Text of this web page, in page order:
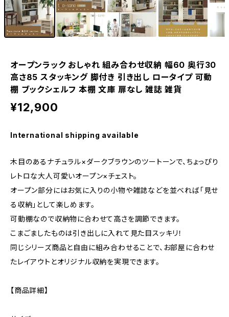
オープンラック おしゃれ 組み合わせ収納 幅60 奥行30
高さ85 スタッキング 脚付き 引き出し ロータイプ 可動
棚 ブックシェルフ 本棚 文庫 扉なし 雑誌 雑貨
¥12,900
International shipping available
木目のあるナチュラル×ダークブラウンのツートーンで、ちょっぴり
レトロな大人可愛いオープン×チェスト。
オープン部分にはお気に入りの小物や雑誌などを並べれば「見せ
る収納」として楽しめます。
可動棚なので収納物に合わせて高さを調節できます。
こまごましたものは引き出しに入れて見た目スッキリ！
同じシリーズ商品と自由に組み合わせることで、お部屋に合わせ
たレイアウトとオリジナル収納を実現できます。
【商品詳細】